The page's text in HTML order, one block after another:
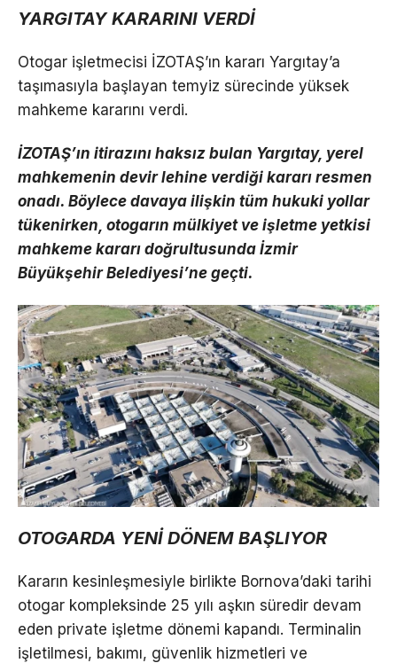
YARGITAY KARARINI VERDİ
Otogar işletmecisi İZOTAŞ’ın kararı Yargıtay’a
taşımasıyla başlayan temyiz sürecinde yüksek
mahkeme kararını verdi.
İZOTAŞ’ın itirazını haksız bulan Yargıtay, yerel
mahkemenin devir lehine verdiği kararı resmen
onadı. Böylece davaya ilişkin tüm hukuki yollar
tükenirken, otogarın mülkiyet ve işletme yetkisi
mahkeme kararı doğrultusunda İzmir
Büyükşehir Belediyesi’ne geçti.
OTOGARDA YENİ DÖNEM BAŞLIYOR
Kararın kesinleşmesiyle birlikte Bornova’daki tarihi
otogar kompleksinde 25 yılı aşkın süredir devam
eden private işletme dönemi kapandı. Terminalin
işletilmesi, bakımı, güvenlik hizmetleri ve